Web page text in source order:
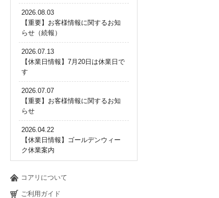
2026.08.03
【重要】お客様情報に関するお知
らせ（続報）
2026.07.13
【休業日情報】7月20日は休業日で
す
2026.07.07
【重要】お客様情報に関するお知
らせ
2026.04.22
【休業日情報】ゴールデンウィー
ク休業案内
コアリについて
ご利用ガイド